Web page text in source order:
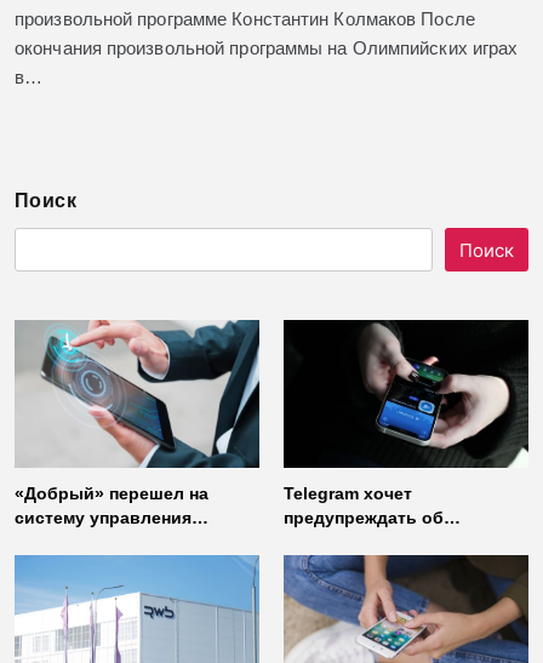
произвольной программе Константин Колмаков После
окончания произвольной программы на Олимпийских играх
в…
Поиск
Поиск
«Добрый» перешел на
систему управления
Telegram хочет
предупреждать об
неофициальных клиентов
мессенджера